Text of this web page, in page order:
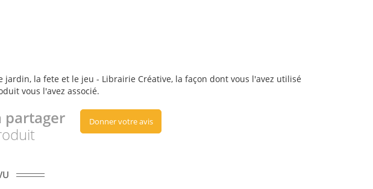
la fete et le jeu - Librairie Créative, la façon dont vous l'avez utilisé
vous l'avez associé.
partager
Donner votre avis